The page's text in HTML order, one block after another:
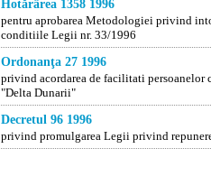
Hotărârea 1358 1996
pentru aprobarea Metodologiei privind
conditiile Legii nr. 33/1996
Ordonanţa 27 1996
privind acordarea de facilitati
"Delta Dunarii"
Decretul 96 1996
privind promulgarea Legii privind